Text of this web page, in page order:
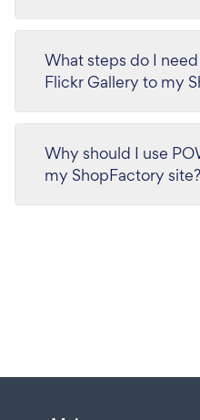
What steps do I
Flickr Gallery to my
Why should I use
my ShopFactory site?